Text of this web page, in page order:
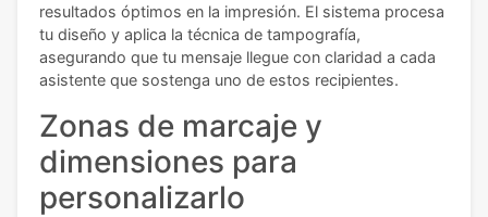
resultados óptimos en la impresión. El sistema procesa
tu diseño y aplica la técnica de tampografía,
asegurando que tu mensaje llegue con claridad a cada
asistente que sostenga uno de estos recipientes.
Zonas de marcaje y
dimensiones para
personalizarlo